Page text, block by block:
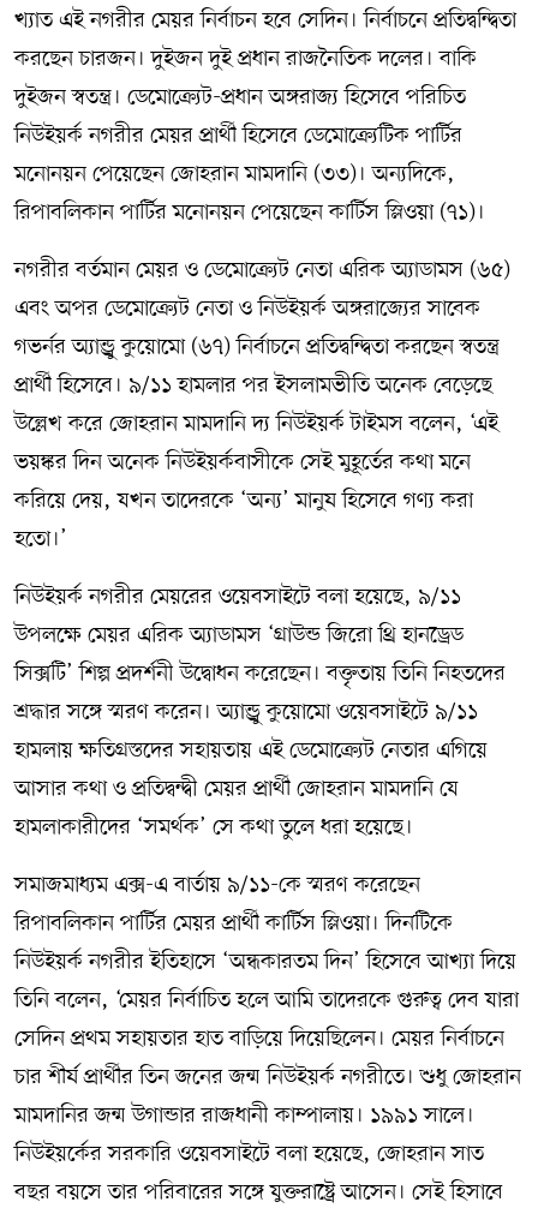
খ্যাত এই নগরীর মেয়র নির্বাচন হবে সেদিন। নির্বাচনে প্রতিদ্বন্দ্বিতা
করছেন চারজন। দুইজন দুই প্রধান রাজনৈতিক দলের। বাকি
দুইজন স্বতন্ত্র। ডেমোক্র্যেট-প্রধান অঙ্গরাজ্য হিসেবে পরিচিত
নিউইয়র্ক নগরীর মেয়র প্রার্থী হিসেবে ডেমোক্র্যেটিক পার্টির
মনোনয়ন পেয়েছেন জোহরান মামদানি (৩৩)। অন্যদিকে,
রিপাবলিকান পার্টির মনোনয়ন পেয়েছেন কার্টিস স্লিওয়া (৭১)।
নগরীর বর্তমান মেয়র ও ডেমোক্র্যেট নেতা এরিক অ্যাডামস (৬৫)
এবং অপর ডেমোক্র্যেট নেতা ও নিউইয়র্ক অঙ্গরাজ্যের সাবেক
গভর্নর অ্যান্ড্রু কুয়োমো (৬৭) নির্বাচনে প্রতিদ্বন্দ্বিতা করছেন স্বতন্ত্র
প্রার্থী হিসেবে। ৯/১১ হামলার পর ইসলামভীতি অনেক বেড়েছে
উল্লেখ করে জোহরান মামদানি দ্য নিউইয়র্ক টাইমস বলেন, ‘এই
ভয়ঙ্কর দিন অনেক নিউইয়র্কবাসীকে সেই মুহূর্তের কথা মনে
করিয়ে দেয়, যখন তাদেরকে ‘অন্য’ মানুষ হিসেবে গণ্য করা
হতো।’
নিউইয়র্ক নগরীর মেয়রের ওয়েবসাইটে বলা হয়েছে, ৯/১১
উপলক্ষে মেয়র এরিক অ্যাডামস ‘গ্রাউন্ড জিরো থ্রি হানড্রেড
সিক্সটি’ শিল্প প্রদর্শনী উদ্বোধন করেছেন। বক্তৃতায় তিনি নিহতদের
শ্রদ্ধার সঙ্গে স্মরণ করেন। অ্যান্ড্রু কুয়োমো ওয়েবসাইটে ৯/১১
হামলায় ক্ষতিগ্রস্তদের সহায়তায় এই ডেমোক্র্যেট নেতার এগিয়ে
আসার কথা ও প্রতিদ্বন্দ্বী মেয়র প্রার্থী জোহরান মামদানি যে
হামলাকারীদের ‘সমর্থক’ সে কথা তুলে ধরা হয়েছে।
সমাজমাধ্যম এক্স-এ বার্তায় ৯/১১-কে স্মরণ করেছেন
রিপাবলিকান পার্টির মেয়র প্রার্থী কার্টিস স্লিওয়া। দিনটিকে
নিউইয়র্ক নগরীর ইতিহাসে ‘অন্ধকারতম দিন’ হিসেবে আখ্যা দিয়ে
তিনি বলেন, ‘মেয়র নির্বাচিত হলে আমি তাদেরকে গুরুত্ব দেব যারা
সেদিন প্রথম সহায়তার হাত বাড়িয়ে দিয়েছিলেন। মেয়র নির্বাচনে
চার শীর্ষ প্রার্থীর তিন জনের জন্ম নিউইয়র্ক নগরীতে। শুধু জোহরান
মামদানির জন্ম উগান্ডার রাজধানী কাম্পালায়। ১৯৯১ সালে।
নিউইয়র্কের সরকারি ওয়েবসাইটে বলা হয়েছে, জোহরান সাত
বছর বয়সে তার পরিবারের সঙ্গে যুক্তরাষ্ট্রে আসেন। সেই হিসাবে